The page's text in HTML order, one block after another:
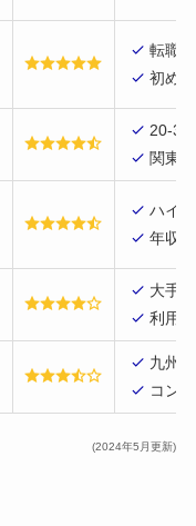
転職
初め
20-30
関東
ハイ
年収
大手
利用
九州
コン
(2024年5月更新)